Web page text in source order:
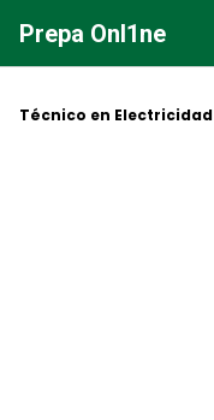
contenido
Prepa Onl1ne
Técnico en Electricidad